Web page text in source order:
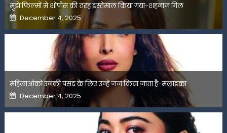
मुझे फिल्मों में शोपीस की तरह इस्तेमाल किया गया-शहनाज गिल
Posted
on
December 4, 2025
महिलाओंको उनकी पसंद के लिए उन्हें जज किया जाता है-मलाइका
Posted
on
December 4, 2025